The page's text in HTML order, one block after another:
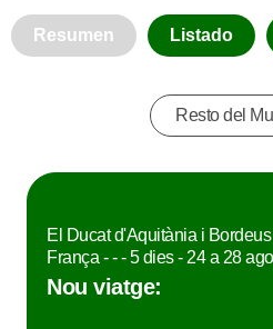
Resumen Listado
Resto del
El Ducat d'Aquitània i
França - - - 5 dies - 24 a 28
Nou viatge: